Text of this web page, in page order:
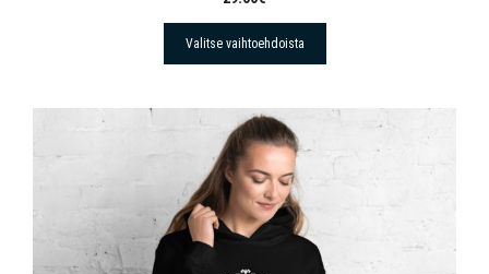
Valitse vaihtoehdoista